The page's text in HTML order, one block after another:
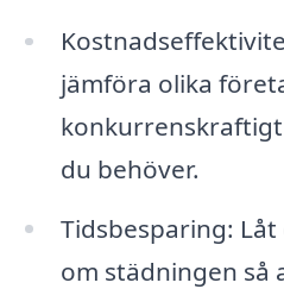
jämföra olika
du behöver.
Tidsbesparing:
om städningen så